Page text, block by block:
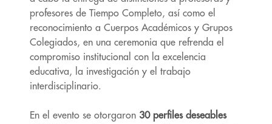
profesores de Tiempo Completo, así como el
reconocimiento a Cuerpos Académicos y Grupos
Colegiados, en una ceremonia que refrenda el
compromiso institucional con la excelencia
educativa, la investigación y el trabajo
interdisciplinario.
En el evento se otorgaron 30 perfiles deseables